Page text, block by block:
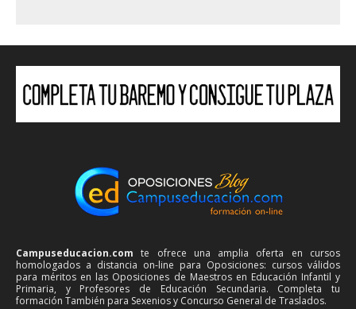
Campuseducacion.com te ofrece una amplia oferta en cursos
homologados a distancia on-line para Oposiciones: cursos válidos
para méritos en las Oposiciones de Maestros en Educación Infantil y
Primaria, y Profesores de Educación Secundaria. Completa tu
formación También para Sexenios y Concurso General de Traslados.